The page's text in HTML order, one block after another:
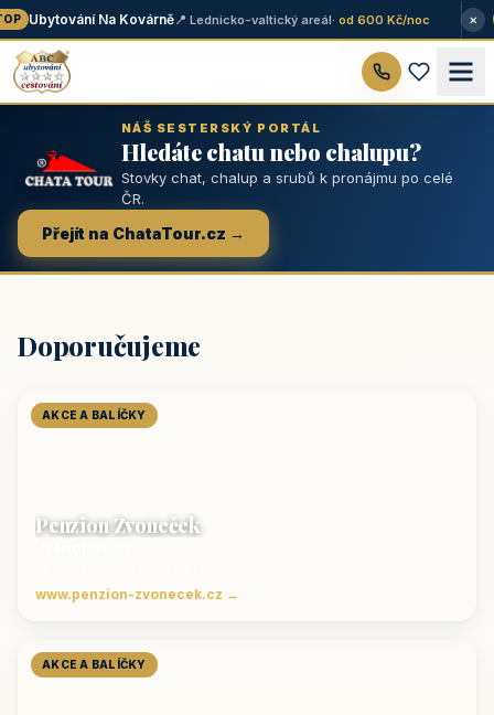
Ubytování Na Kovárně📍 Lednicko-valtický areál· od 600 Kč/noc ×
NÁŠ SESTERSKÝ PORTÁL
Hledáte chatu nebo chalupu?
Stovky chat, chalup a srubů k pronájmu po celé
ČR.
Přejít na ChataTour.cz →
Doporučujeme
AKCE A BALÍČKY
Penzion Zvoneček
www.penzion-zvonecek.cz →
AKCE A BALÍČKY